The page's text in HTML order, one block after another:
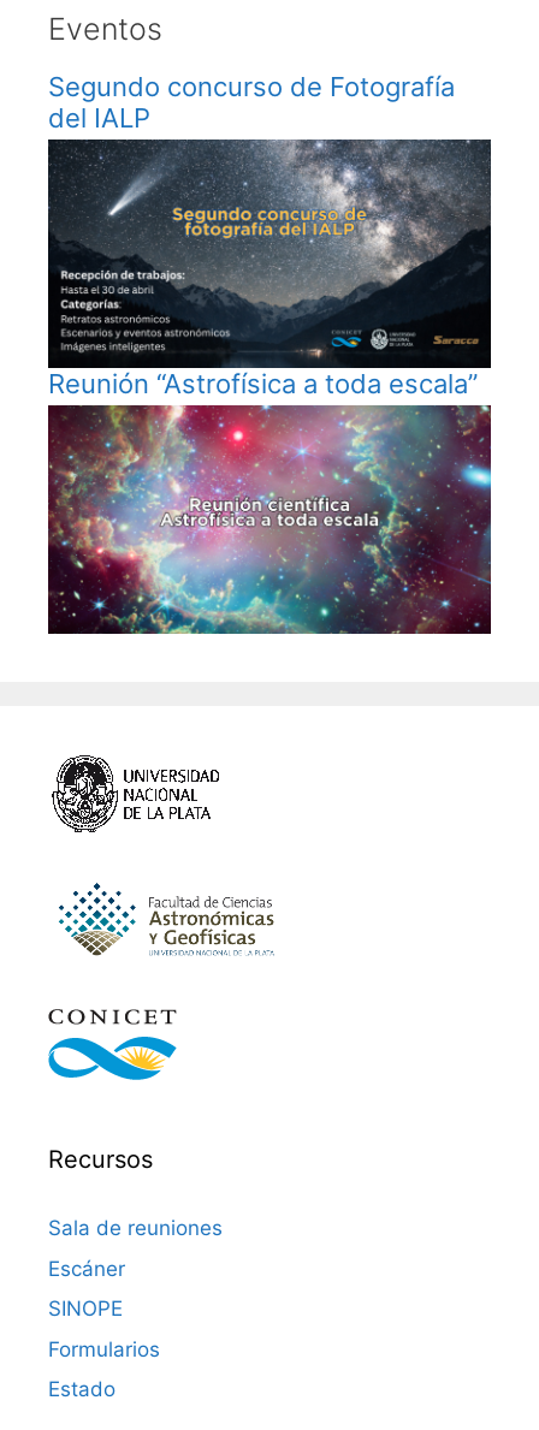
Eventos
Segundo concurso de Fotografía
del IALP
Reunión “Astrofísica a toda escala”
Recursos
Sala de reuniones
Escáner
SINOPE
Formularios
Estado